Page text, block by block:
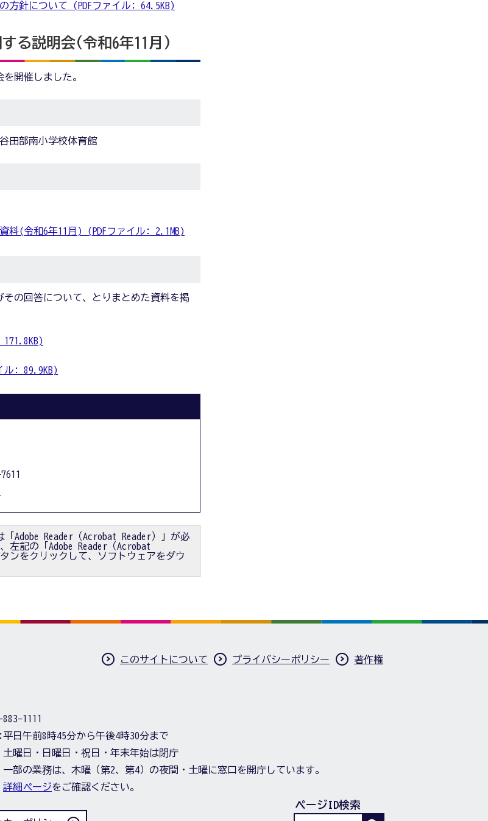
方針について (PDFファイル: 64.5KB)
る説明会(令和6年11月)
開催しました。
田部南小学校体育館
料(令和6年11月) (PDFファイル: 2.1MB)
の回答について、とりまとめた資料を掲
ル: 89.9KB)
「Adobe Reader（Acrobat Reader）」が必
左記の「Adobe Reader（Acrobat
ンをクリックして、ソフトウェアをダウ
このサイトについて プライバシーポリシー 著作権
1111
平日午前8時45分から午後4時30分まで
土曜日・日曜日・祝日・年末年始は閉庁
一部の業務は、木曜（第2、第4）の夜間・土曜に窓口を開庁しています。
詳細ページをご確認ください。
ページID検索